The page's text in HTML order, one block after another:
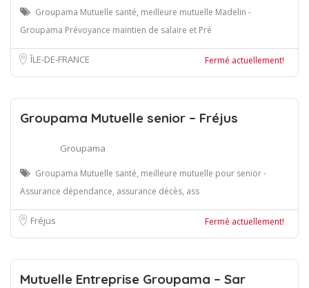
Groupama Mutuelle santé, meilleure mutuelle Madelin -
Groupama Prévoyance maintien de salaire et Pré
ÎLE-DE-FRANCE Fermé actuellement!
Groupama Mutuelle senior – Fréjus
Groupama
Groupama Mutuelle santé, meilleure mutuelle pour senior -
Assurance dépendance, assurance décès, ass
Fréjus Fermé actuellement!
Mutuelle Entreprise Groupama – Sar